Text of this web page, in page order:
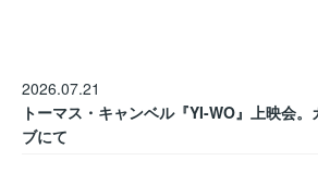
2026.07.21
トーマス・キャンベル『YI-WO』上映会
ブにて